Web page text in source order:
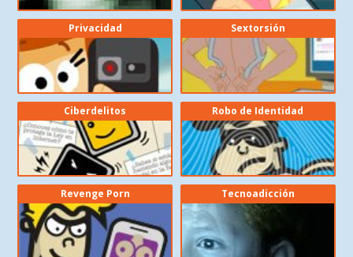
Privacidad Sextorsión
Ciberdelitos Robo de Identidad
Revenge Porn Tecnoadicción